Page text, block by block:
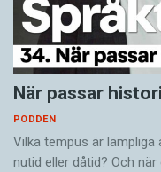
När passar
PODDEN
Vilka tempus är
nutid eller dåtid? Och